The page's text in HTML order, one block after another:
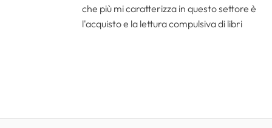
che più mi caratterizza in questo settore è
l'acquisto e la lettura compulsiva di libri